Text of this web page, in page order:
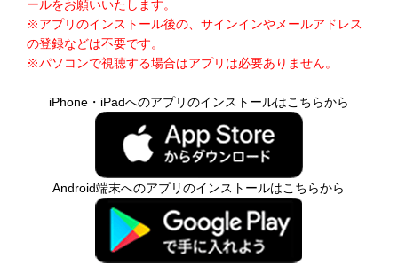
ールをお願いいたします。
※アプリのインストール後の、サインインやメールアドレス
の登録などは不要です。
※パソコンで視聴する場合はアプリは必要ありません。
iPhone・iPadへのアプリのインストールはこちらから
Android端末へのアプリのインストールはこちらから